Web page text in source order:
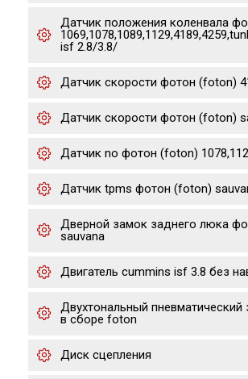
Датчик положения коленвала
isf 2.8/3.8/
Датчик скорости фотон (foton)
Датчик скорости фотон (foton)
Датчик no фотон (foton)
Датчик tpms фотон (foton)
Дверной замок заднего люка
sauvana
Двигатель cummins isf 3.8 без
Двухтональный пневматический
в сборе foton
Диск сцепления